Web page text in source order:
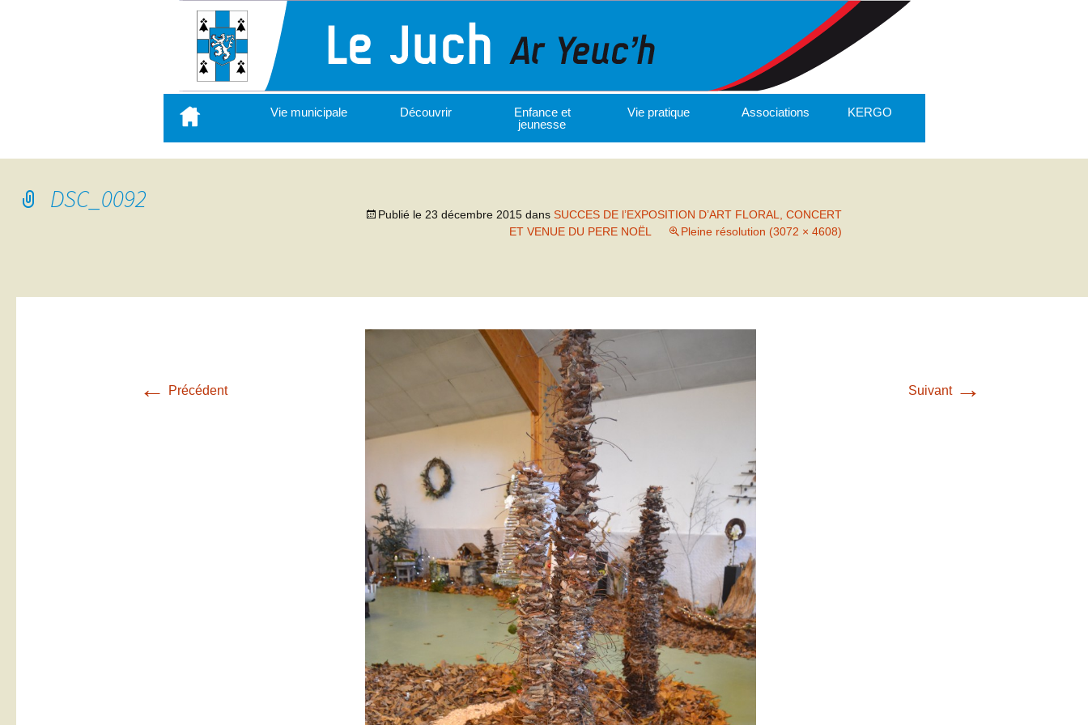
contenu
principal
Vie municipale Découvrir
Enfance et
jeunesse
Vie pratique Associations KERGO
DSC_0092
Publié le 23 décembre 2015 dans SUCCES DE l’EXPOSITION D’ART FLORAL, CONCERT
ET VENUE DU PERE NOËL
Pleine résolution (3072 × 4608)
← Précédent Suivant →